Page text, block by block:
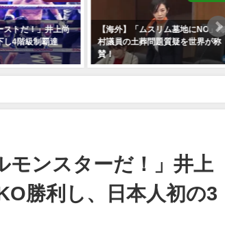
ストだ！」井上尚
し4階級制覇達
【海外】「ムスリム墓地にNO」梅
村議員の土葬問題質疑を世界が称
賛！
モンスターだ！」井上
勝利し、日本人初の3